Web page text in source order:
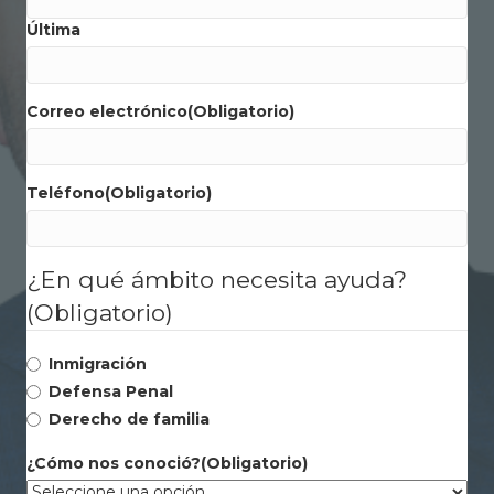
Última
Correo electrónico(Obligatorio)
Teléfono(Obligatorio)
¿En qué ámbito necesita ayuda?
(Obligatorio)
Inmigración
Defensa Penal
Derecho de familia
¿Cómo nos conoció?(Obligatorio)